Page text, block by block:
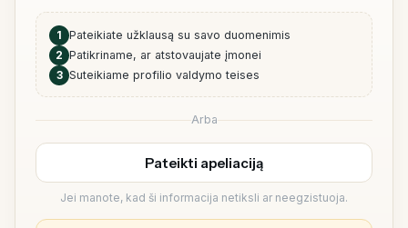
1 Pateikiate užklausą su savo duomenimis
2 Patikriname, ar atstovaujate įmonei
3 Suteikiame profilio valdymo teises
Arba
Pateikti apeliaciją
Jei manote, kad ši informacija netiksli ar neegzistuoja.